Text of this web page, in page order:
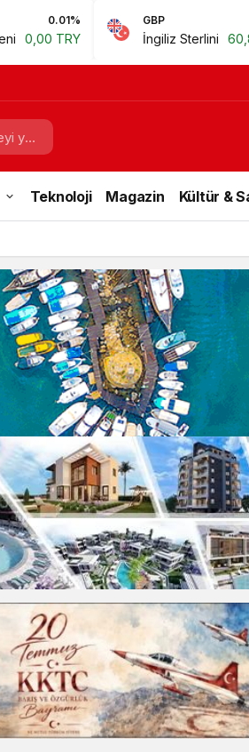
GBP 0.67%
İngiliz Sterlini 60,81 TRY
Teknoloji Magazin Kültür &